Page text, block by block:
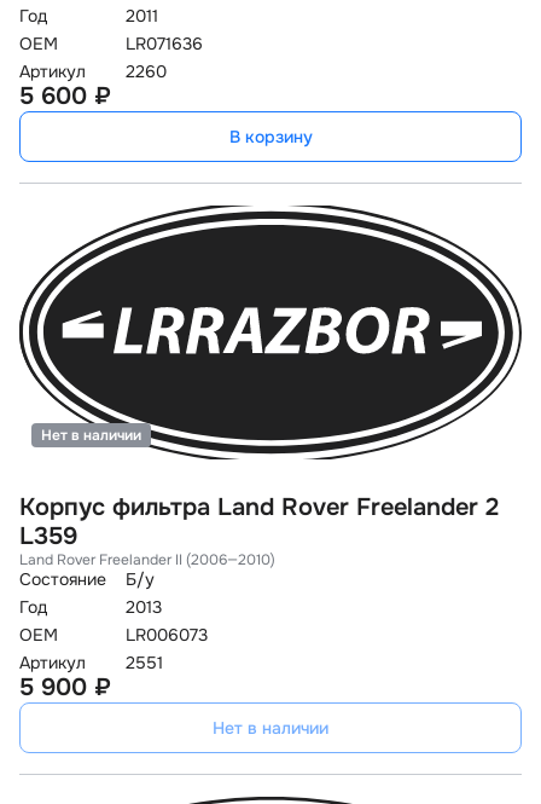
Год
2011
OEM
LR071636
Артикул
2260
5 600 ₽
В корзину
Корпус фильтра Land Rover Freelander 2
L359
Land Rover Freelander II (2006—2010)
Состояние
Б/у
Год
2013
OEM
LR006073
Артикул
2551
Нет в наличии
5 900 ₽
Нет в наличии